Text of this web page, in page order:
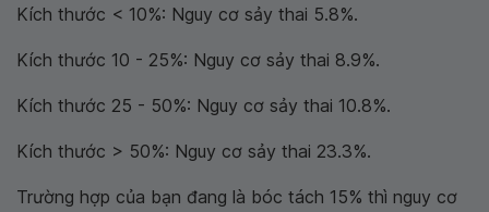
Kích thước < 10%: Nguy cơ sảy thai 5.8%.
Kích thước 10 - 25%: Nguy cơ sảy thai 8.9%.
Kích thước 25 - 50%: Nguy cơ sảy thai 10.8%.
Kích thước > 50%: Nguy cơ sảy thai 23.3%.
Trường hợp của bạn đang là bóc tách 15% thì nguy cơ